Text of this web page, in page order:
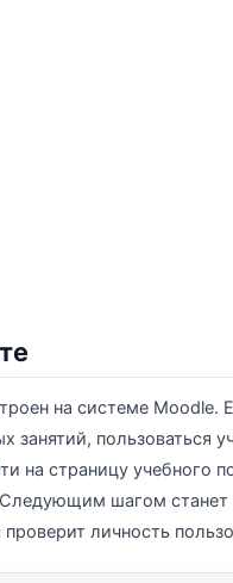
на системе Moodle.
занятий, пользоваться
на страницу учебного
шагом станет
личность